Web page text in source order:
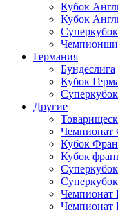
Кубок
Кубок
Германия
Бундеслига
Кубок
Другие
Чемпионат
Кубок
Кубок
Чемпионат
Чемпионат